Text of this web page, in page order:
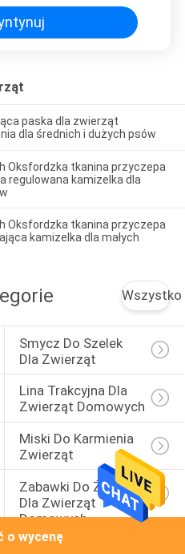
paska dla zwierząt
dla średnich i dużych psów
Oksfordzka tkanina przyczepa
regulowana kamizelka dla
Oksfordzka tkanina przyczepa
kamizelka dla małych
Wszystko
Smycz Do Szelek
Dla Zwierząt
Lina Trakcyjna Dla
Zwierząt Domowych
Miski Do Karmienia
Zwierząt
Zabawki Do Żucia
Dla Zwierząt
Domowych
o wycenę